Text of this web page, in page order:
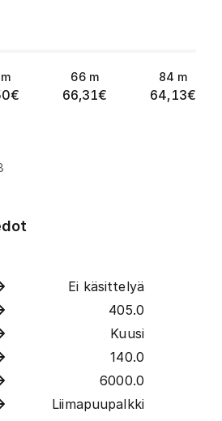
m
€
66 m
66,31€
84 m
64,13€
Ei käsittelyä
405.0
Kuusi
140.0
6000.0
Liimapuupalkki